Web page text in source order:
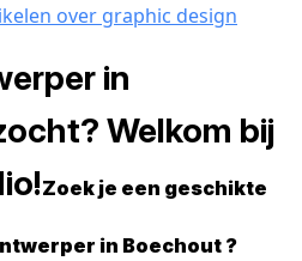
over graphic design
in
Welkom bij
Zoek je een geschikte
in Boechout ?